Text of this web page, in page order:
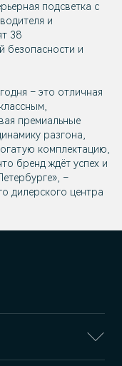
подсветка с
и
38
безопасности и
– это отличная
премиальные
разгона,
комплектацию,
бренд ждёт успех и
–
дилерского центра